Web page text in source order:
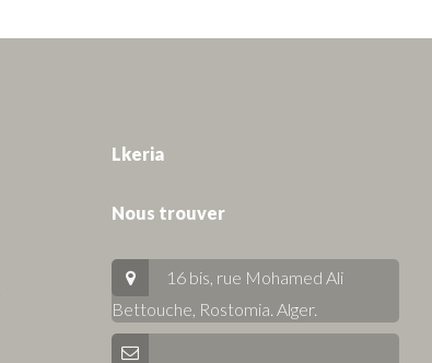
Lkeria
Nous trouver
16 bis, rue Mohamed Ali
Bettouche, Rostomia. Alger.